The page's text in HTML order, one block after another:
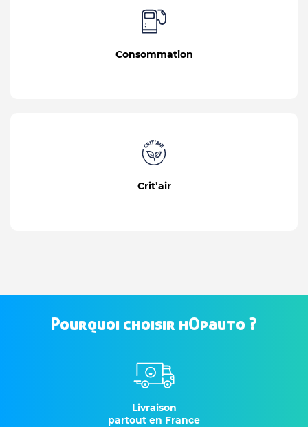
Consommation
Crit’air
Pourquoi choisir hOpauto ?
Livraison
partout en France